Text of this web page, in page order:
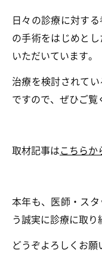
日々の診療に対す
の手術をはじめと
いただいています。
治療を検討されて
ですので、ぜひご覧
取材記事は こちらか
本年も、医師・ス
う誠実に診療に取り
どうぞよろしくお願